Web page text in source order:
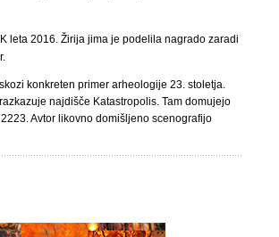
leta 2016. Žirija jima je podelila nagrado zaradi
konkreten primer arheologije 23. stoletja.
najdišče Katastropolis. Tam domujejo
Avtor likovno domišljeno scenografijo